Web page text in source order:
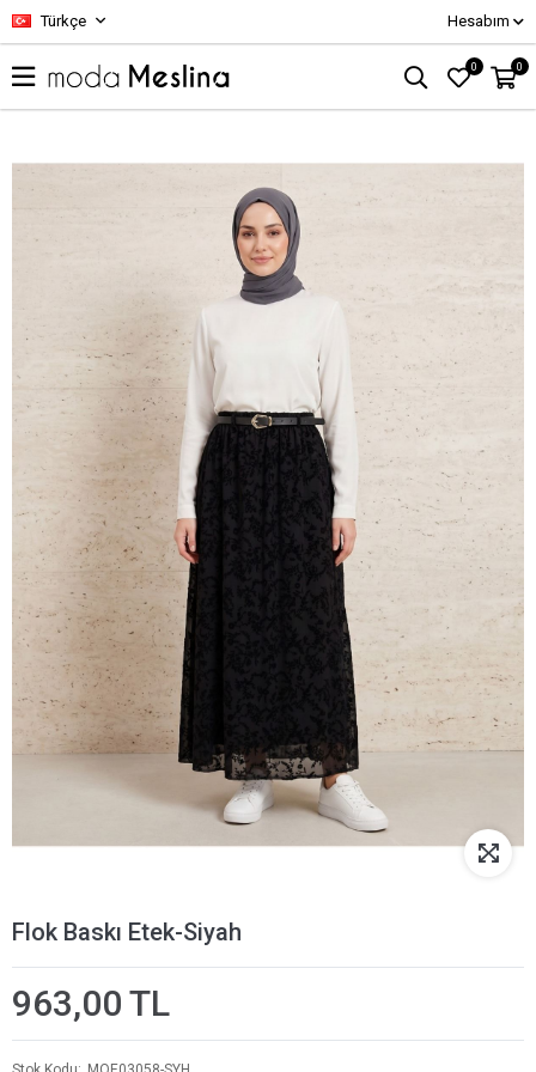
Türkçe Hesabım
0 0
Flok Baskı Etek-Siyah
963,00 TL